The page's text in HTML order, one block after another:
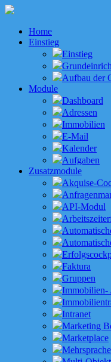
Home
Einstieg
Einstieg
Aufbau der
Module
Dashboard
Adressen
Immobilien
E-Mail
Kalender
Aufgaben
Zusatzmodule
Akquise-
API-Modul
Faktura
Gruppen
Immobilien-
Intranet
Marketing
Marketplace